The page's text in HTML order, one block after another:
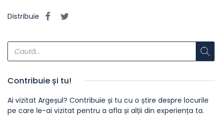
Distribuie
Contribuie și tu!
Ai vizitat Argeșul? Contribuie și tu cu o știre despre locurile
pe care le-ai vizitat pentru a afla și alții din experiența ta.